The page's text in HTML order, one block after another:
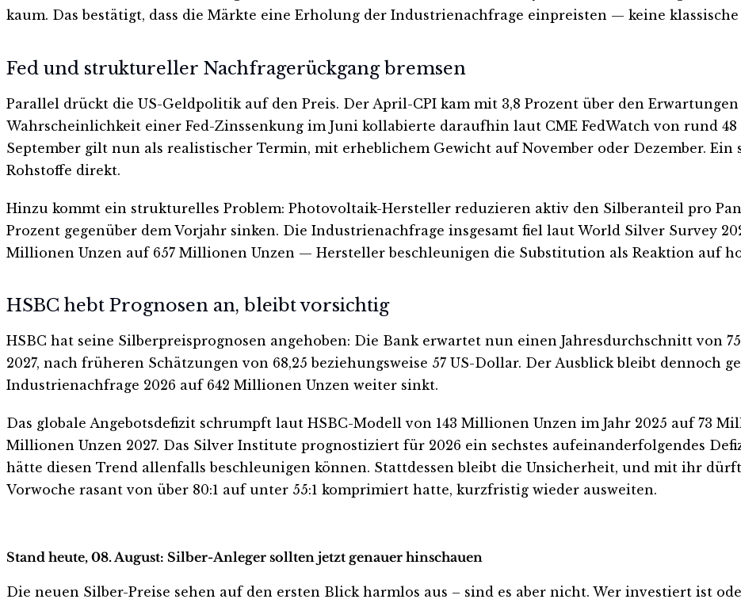
kaum. Das bestätigt, dass die Märkte eine Erholung der Industrienachfrage einpreisten — keine klassische
Fed und struktureller Nachfragerückgang bremsen
Parallel drückt die US-Geldpolitik auf den Preis. Der April-CPI kam mit 3,8 Prozent über den
Wahrscheinlichkeit einer Fed-Zinssenkung im Juni kollabierte daraufhin laut CME FedWatch von rund
September gilt nun als realistischer Termin, mit erheblichem Gewicht auf November oder Dezember.
Rohstoffe direkt.
Hinzu kommt ein strukturelles Problem: Photovoltaik-Hersteller reduzieren aktiv den Silberanteil pro
Prozent gegenüber dem Vorjahr sinken. Die Industrienachfrage insgesamt fiel laut World Silver Survey
Millionen Unzen auf 657 Millionen Unzen — Hersteller beschleunigen die Substitution als Reaktion auf
HSBC hebt Prognosen an, bleibt vorsichtig
HSBC hat seine Silberpreisprognosen angehoben: Die Bank erwartet nun einen Jahresdurchschnitt von
2027, nach früheren Schätzungen von 68,25 beziehungsweise 57 US-Dollar. Der Ausblick bleibt dennoch
Industrienachfrage 2026 auf 642 Millionen Unzen weiter sinkt.
Das globale Angebotsdefizit schrumpft laut HSBC-Modell von 143 Millionen Unzen im Jahr 2025 auf 73
Millionen Unzen 2027. Das Silver Institute prognostiziert für 2026 ein sechstes aufeinanderfolgendes
hätte diesen Trend allenfalls beschleunigen können. Stattdessen bleibt die Unsicherheit, und mit ihr
Vorwoche rasant von über 80:1 auf unter 55:1 komprimiert hatte, kurzfristig wieder ausweiten.
Stand heute, 08. August: Silber-Anleger sollten jetzt genauer hinschauen
Die neuen Silber-Preise sehen auf den ersten Blick harmlos aus – sind es aber nicht. Wer investiert ist